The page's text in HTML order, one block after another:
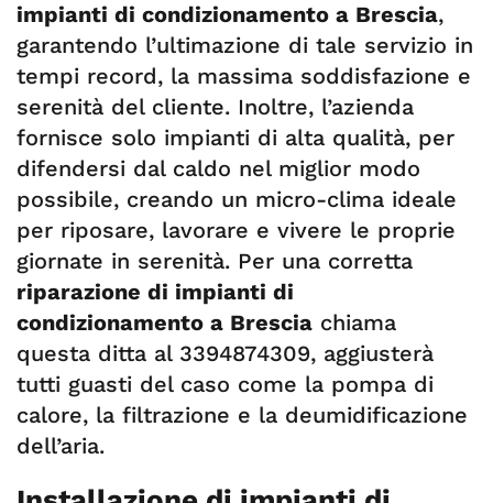
impianti di condizionamento a Brescia,
garantendo l’ultimazione di tale servizio in
tempi record, la massima soddisfazione e
serenità del cliente. Inoltre, l’azienda
fornisce solo impianti di alta qualità, per
difendersi dal caldo nel miglior modo
possibile, creando un micro-clima ideale
per riposare, lavorare e vivere le proprie
giornate in serenità. Per una corretta
riparazione di impianti di
condizionamento a Brescia chiama
questa ditta al 3394874309, aggiusterà
tutti guasti del caso come la pompa di
calore, la filtrazione e la deumidificazione
dell’aria.